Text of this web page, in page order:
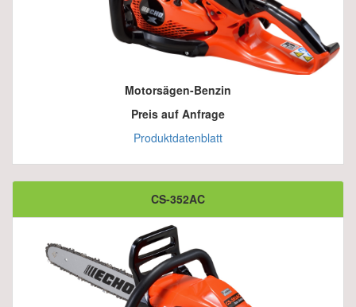
Motorsägen-Benzin
Preis auf Anfrage
Produktdatenblatt
CS-352AC